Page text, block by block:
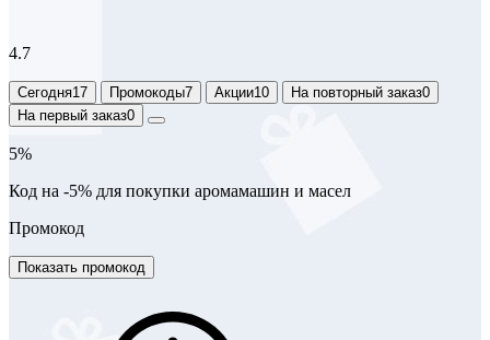
4.7
Сегодня17 Промокоды7 Акции10 На повторный заказ0
На первый заказ0
5%
Код на -5% для покупки аромамашин и масел
Промокод
Показать промокод